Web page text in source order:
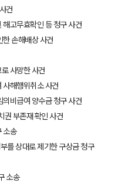
건
고무효확인 등 청구 사건
한 손해배상 사건
사망한 사건
사해행위취소 사건
비급여 양수금 청구 사건
권 부존재 확인 사건
소송
를 상대로 제기한 구상금 청구
소송